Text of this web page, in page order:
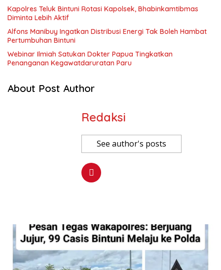
Kapolres Teluk Bintuni Rotasi Kapolsek, Bhabinkamtibmas
Diminta Lebih Aktif
Alfons Manibuy Ingatkan Distribusi Energi Tak Boleh Hambat
Pertumbuhan Bintuni
Webinar Ilmiah Satukan Dokter Papua Tingkatkan
Penanganan Kegawatdaruratan Paru
About Post Author
Redaksi
See author's posts